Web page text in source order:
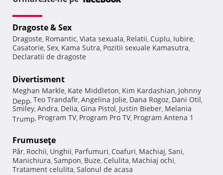
Dragoste & Sex
Dragoste, Romantic, Viata sexuala, Relatii, Cuplu, Iubire,
Casatorie, Sex, Kama Sutra, Pozitii sexuale Kamasutra,
Declaratii de dragoste
Divertisment
Meghan Markle, Kate Middleton, Kim Kardashian, Johnny
Depp, Teo Trandafir, Angelina Jolie, Dana Rogoz, Dani Otil,
Smiley, Andra, Delia, Gina Pistol, Justin Bieber, Melania
Trump, Program TV, Program Pro TV, Program Antena 1
Frumuseţe
Păr, Rochii, Unghii, Parfumuri, Coafuri, Machiaj, Sani,
Manichiura, Sampon, Buze, Celulita, Machiaj ochi,
Tratament celulita, Salonul de acasa